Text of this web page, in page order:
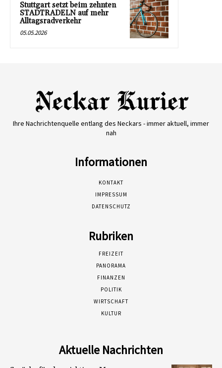
Stuttgart setzt beim zehnten
STADTRADELN auf mehr
Alltagsradverkehr
05.05.2026
Ihre Nachrichtenquelle entlang des Neckars - immer aktuell, immer
nah
Informationen
KONTAKT
IMPRESSUM
DATENSCHUTZ
Rubriken
FREIZEIT
PANORAMA
FINANZEN
POLITIK
WIRTSCHAFT
KULTUR
Aktuelle Nachrichten